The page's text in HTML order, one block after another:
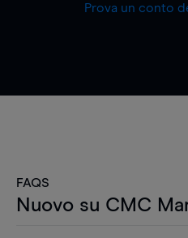
Prova un conto
FAQS
Nuovo su CMC